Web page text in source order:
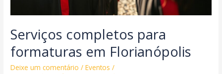
Serviços completos para
formaturas em Florianópolis
Deixe um comentário /Eventos /